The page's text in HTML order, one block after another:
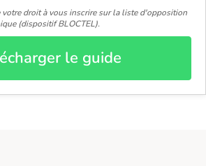
droit à vous inscrire sur la liste d'opposition
(dispositif BLOCTEL).
le guide